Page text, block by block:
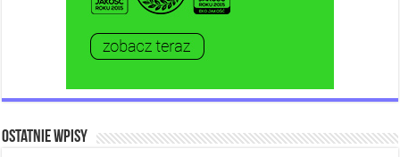
Ostatnie wpisy